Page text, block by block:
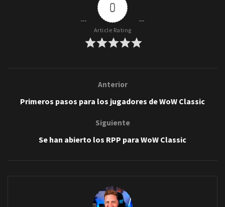
0
Article Rating
Anterior
Primeros pasos para los jugadores de WoW Classic
Siguiente
Se han abierto los RPP para WoW Classic